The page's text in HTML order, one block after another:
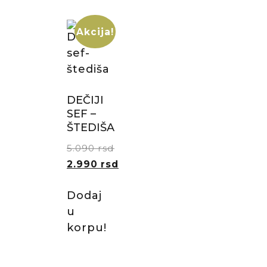
Akcija!
DEČIJI
SEF –
ŠTEDIŠA
5.090rsd
2.990 rsd
Dodaj
u
korpu!